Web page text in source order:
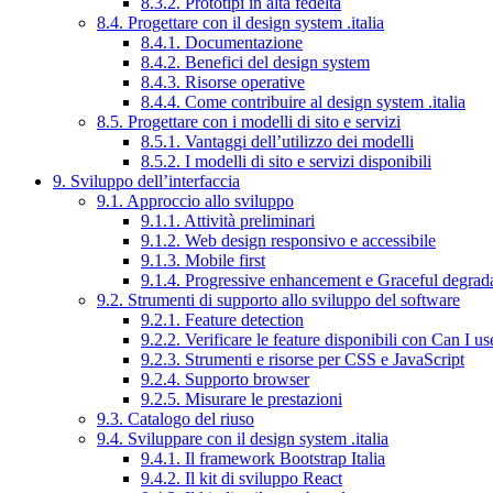
8.4. Progettare con il design system .italia
8.4.1. Documentazione
8.4.2. Benefici del design system
8.4.3. Risorse operative
8.4.4. Come contribuire al design system .italia
8.5. Progettare con i modelli di sito e servizi
8.5.1. Vantaggi dell’utilizzo dei modelli
8.5.2. I modelli di sito e servizi disponibili
9. Sviluppo dell’interfaccia
9.1. Approccio allo sviluppo
9.1.1. Attività preliminari
9.1.2. Web design responsivo e accessibile
9.1.3. Mobile first
9.1.4. Progressive enhancement e Graceful
9.2. Strumenti di supporto allo sviluppo del software
9.2.1. Feature detection
9.2.2. Verificare le feature disponibili con Can I
9.2.3. Strumenti e risorse per CSS e JavaScript
9.2.4. Supporto browser
9.2.5. Misurare le prestazioni
9.3. Catalogo del riuso
9.4. Sviluppare con il design system .italia
9.4.1. Il framework Bootstrap Italia
9.4.2. Il kit di sviluppo React